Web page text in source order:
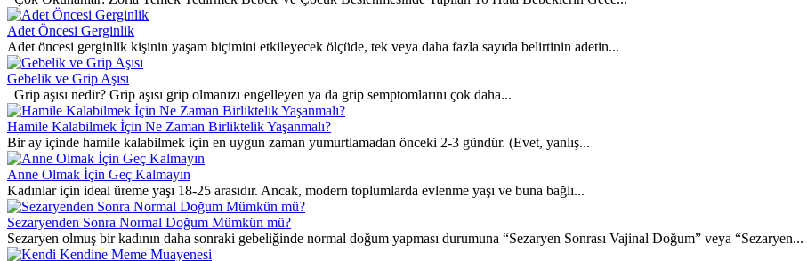
Adet Öncesi Gerginlik
Adet öncesi gerginlik kişinin yaşam biçimini etkileyecek ölçüde, tek veya daha fazla sayıda belirtinin adetin...
Gebelik ve Grip Aşısı
Grip aşısı nedir? Grip aşısı grip olmanızı engelleyen ya da grip semptomlarını çok daha...
Hamile Kalabilmek İçin Ne Zaman Birliktelik Yaşanmalı?
Bir ay içinde hamile kalabilmek için en uygun zaman yumurtlamadan önceki 2-3 gündür. (Evet, yanlış...
Anne Olmak İçin Geç Kalmayın
Kadınlar için ideal üreme yaşı 18-25 arasıdır. Ancak, modern toplumlarda evlenme yaşı ve buna bağlı...
Sezaryenden Sonra Normal Doğum Mümkün mü?
Sezaryen olmuş bir kadının daha sonraki gebeliğinde normal doğum yapması durumuna “Sezaryen Sonrası Vajinal Doğum” veya “Sezaryen...